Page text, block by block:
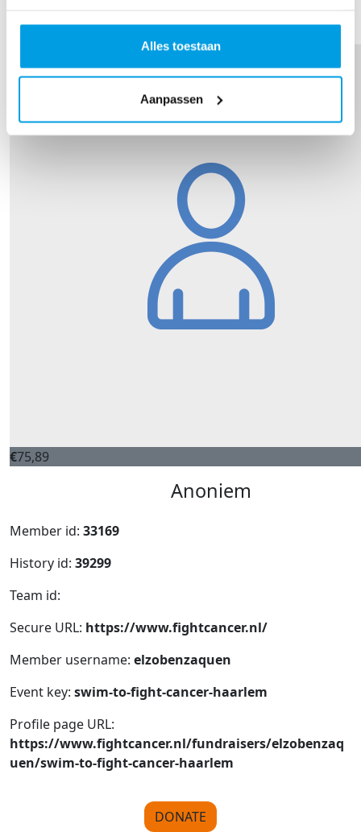
Alles toestaan
Aanpassen
Thank you to my Sponsors
€75,89
Anoniem
Member id: 33169
History id: 39299
Team id:
Secure URL: https://www.fightcancer.nl/
Member username: elzobenzaquen
Event key: swim-to-fight-cancer-haarlem
Profile page URL:
https://www.fightcancer.nl/fundraisers/elzobenzaq
uen/swim-to-fight-cancer-haarlem
DONATE